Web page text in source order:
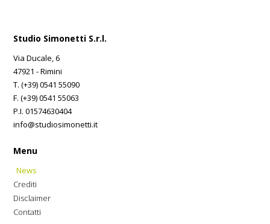
Studio Simonetti S.r.l.
Via Ducale, 6
47921 - Rimini
T. (+39) 0541 55090
F. (+39) 0541 55063
P.I. 01574630404
info@studiosimonetti.it
Menu
News
Crediti
Disclaimer
Contatti